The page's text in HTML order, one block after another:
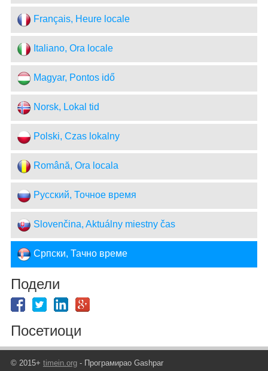
Français, Heure locale
Italiano, Ora locale
Magyar, Pontos idő
Norsk, Lokal tid
Polski, Czas lokalny
Română, Ora locala
Русский, Точное время
Slovenčina, Aktuálny miestny čas
Српски, Тачно време
Подели
Посетиоци
© 2015+ timein.org- Програмирао Gashpar